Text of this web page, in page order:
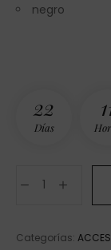
negro
22
Días
1
Categorías: